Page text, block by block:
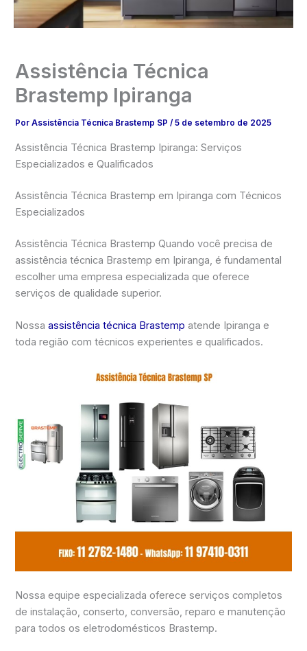
Assistência Técnica
Brastemp Ipiranga
PorAssistência Técnica Brastemp SP/5 de setembro de 2025
Assistência Técnica Brastemp Ipiranga: Serviços
Especializados e Qualificados
Assistência Técnica Brastemp em Ipiranga com Técnicos
Especializados
Assistência Técnica Brastemp Quando você precisa de
assistência técnica Brastemp em Ipiranga, é fundamental
escolher uma empresa especializada que oferece
serviços de qualidade superior.
Nossaassistência técnica Brastemp atende Ipiranga e
toda região com técnicos experientes e qualificados.
Nossa equipe especializada oferece serviços completos
de instalação, conserto, conversão, reparo e manutenção
para todos os eletrodomésticos Brastemp.